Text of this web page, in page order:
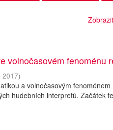
volnočasovém fenoménu
2017)
a volnočasovým
hudebních interpretů. Začátek